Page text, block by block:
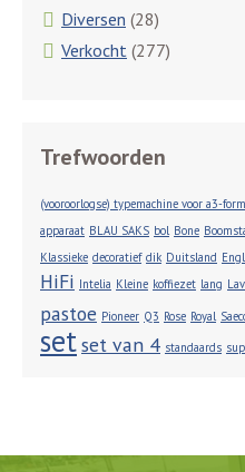
Diversen (28)
Verkocht (277)
Trefwoorden
(vooroorlogse) typemachine voor a3-
apparaat BLAU SAKS bol Bone
Klassieke decoratief dik Duitsland
HiFi Intelia Kleine koffiezet lang
pastoe Pioneer Q3 Rose Royal
setset van 4 standaards